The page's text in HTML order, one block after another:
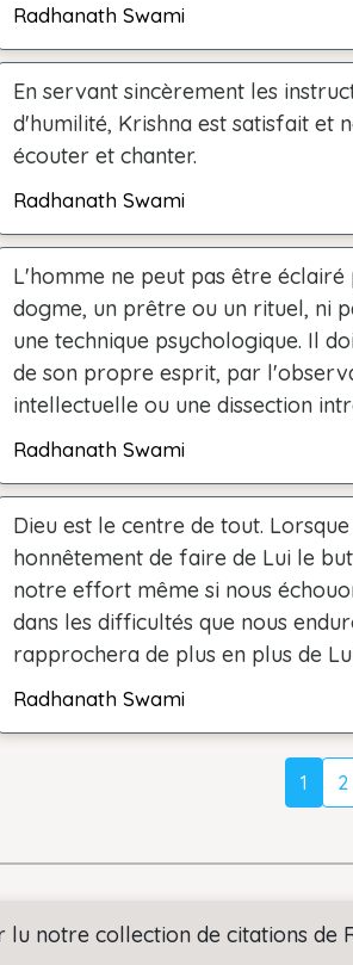
Radhanath Swami
En servant sincèrement les
d'humilité, Krishna est satisfait et
écouter et chanter.
Radhanath Swami
L'homme ne peut pas être
dogme, un prêtre ou un rituel, ni
une technique psychologique. Il
de son propre esprit, par
intellectuelle ou une dissection
Radhanath Swami
Dieu est le centre de tout.
honnêtement de faire de Lui le
notre effort même si nous
dans les difficultés que nous
rapprochera de plus en plus de
Radhanath Swami
1 2
lu notre collection de citations de